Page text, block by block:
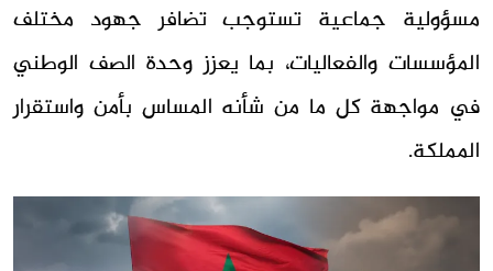
مسؤولية جماعية تستوجب تضافر جهود مختلف
المؤسسات والفعاليات، بما يعزز وحدة الصف الوطني
في مواجهة كل ما من شأنه المساس بأمن واستقرار
المملكة.